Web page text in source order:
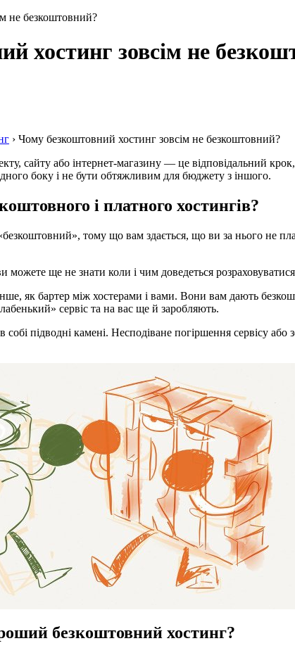
хостинг зовсім не
› Чому безкоштовний хостинг зовсім не безкоштовний?
сайту або інтернет-магазину — це відповідальний
боку і не бути обтяжливим для бюджету з іншого.
і платного хостингів?
тому що вам здається, що ви за нього не
можете ще не знати коли і чим доведеться
як бартер між хостерами і вами. Вони вам дають
сервіс та на вас ще й заробляють.
підводні камені. Несподіване погіршення сервісу
безкоштовний хостинг?